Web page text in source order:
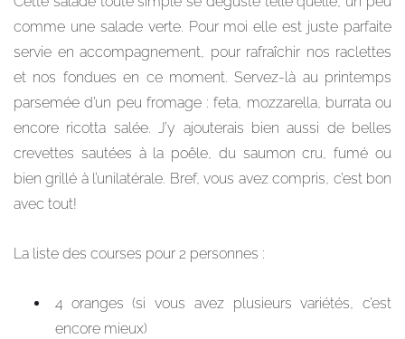
comme une salade verte. Pour moi elle est juste parfaite
servie en accompagnement, pour rafraîchir nos raclettes
et nos fondues en ce moment. Servez-là au printemps
parsemée d’un peu fromage : feta, mozzarella, burrata ou
encore ricotta salée. J’y ajouterais bien aussi de belles
crevettes sautées à la poêle, du saumon cru, fumé ou
bien grillé à l’unilatérale. Bref, vous avez compris, c’est bon
avec tout!
La liste des courses pour 2 personnes :
4 oranges (si vous avez plusieurs variétés, c’est
encore mieux)